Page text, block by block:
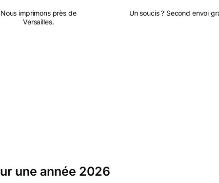
Nous imprimons près de
Versailles.
Un soucis ? Second envoi
une année 2026